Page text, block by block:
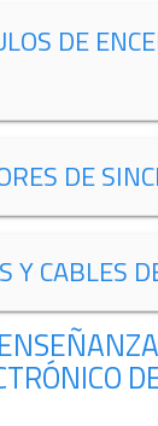
DE
DE
Y CABLES